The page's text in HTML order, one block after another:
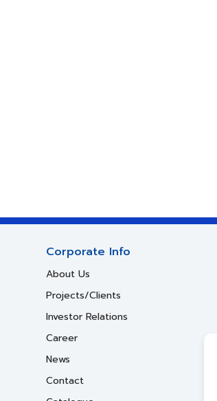
Corporate Info
About Us
Projects/Clients
Investor Relations
Career
News
Contact